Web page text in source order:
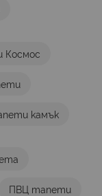
Космос
камък
ПВЦ тапети